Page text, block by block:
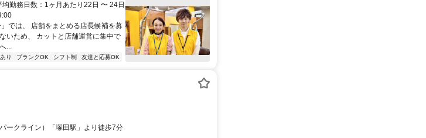
勤務日数：1ヶ月あたり22日 〜 24日
では、 店舗をまとめる店長候補を募
いため、 カットと店舗運営に集中で
...
り ブランクOK シフト制 友達と応募OK
ークライン）「塚田駅」より徒歩7分